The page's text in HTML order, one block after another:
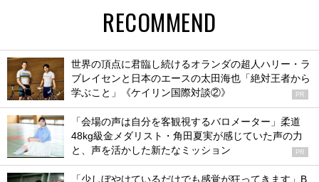
RECOMMEND
世界の頂点に君臨し続けるオランダの超人ハリー・ラ
ブレイセンと日本のエースの太田海也「絶対王者から
学ぶこと」《ケイリン国際対談②》
PR
「会場の声は自分を客観視するバロメーター」柔道
48kg級金メダリスト・角田夏実が感じていた声の力
と、声を活かした新たなミッション
PR
「少しぼやけているだけでも感覚が狂ってきます」B